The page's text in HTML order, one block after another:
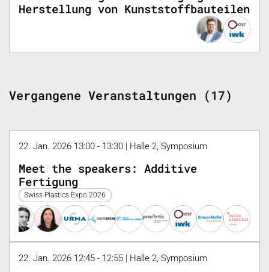
Herstellung von Kunststoffbauteilen
Vergangene Veranstaltungen (17)
22. Jan. 2026 13:00 - 13:30 | Halle 2, Symposium
Meet the speakers: Additive
Fertigung
Swiss Plastics Expo 2026
22. Jan. 2026 12:45 - 12:55 | Halle 2, Symposium